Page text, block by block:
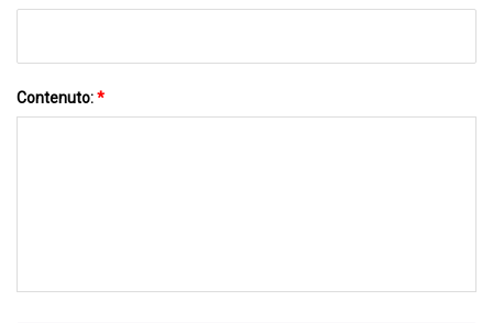
Contenuto:*